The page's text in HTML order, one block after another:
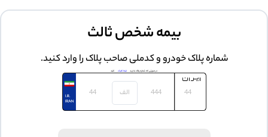
بیمه شخص ثالث
شماره پلاک خودرو و کدملی صاحب پلاک را وارد کنید.
در صورتی که شماره پلاک ندارید اینجا کلیک کنید